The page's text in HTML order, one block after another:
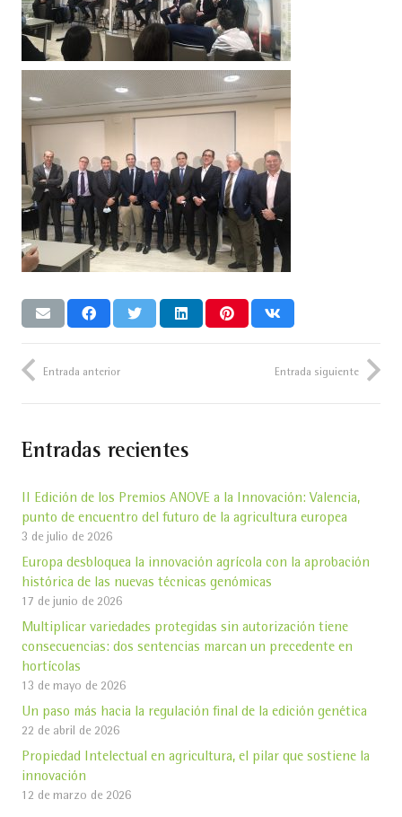
Entrada anterior Entrada siguiente
Entradas recientes
II Edición de los Premios ANOVE a la Innovación: Valencia,
punto de encuentro del futuro de la agricultura europea
3 de julio de 2026
Europa desbloquea la innovación agrícola con la aprobación
histórica de las nuevas técnicas genómicas
17 de junio de 2026
Multiplicar variedades protegidas sin autorización tiene
consecuencias: dos sentencias marcan un precedente en
hortícolas
13 de mayo de 2026
Un paso más hacia la regulación final de la edición genética
22 de abril de 2026
Propiedad Intelectual en agricultura, el pilar que sostiene la
innovación
12 de marzo de 2026